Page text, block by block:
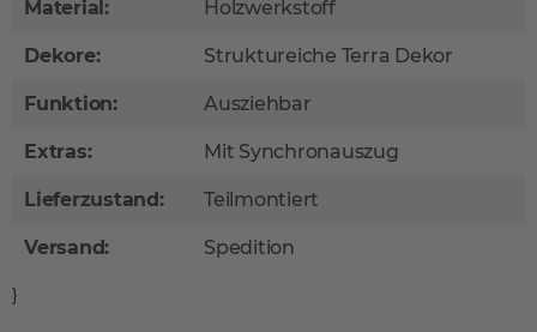
Material: Holzwerkstoff
Dekore: Struktureiche Terra Dekor
Funktion: Ausziehbar
Extras: Mit Synchronauszug
Lieferzustand: Teilmontiert
Versand: Spedition
}